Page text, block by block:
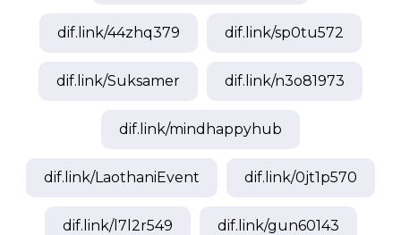
dif.link/44zhq379 dif.link/sp0tu572
dif.link/Suksamer dif.link/n3o81973
dif.link/mindhappyhub
dif.link/LaothaniEvent dif.link/0jt1p570
dif.link/l7l2r549 dif.link/gun60143